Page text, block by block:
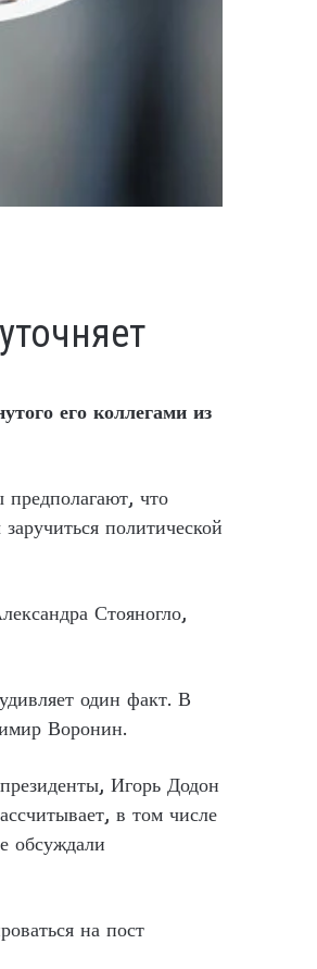
его коллегами из
предполагают, что
политической
Стояногло,
один факт. В
Воронин.
Игорь Додон
в том числе
обсуждали
на пост